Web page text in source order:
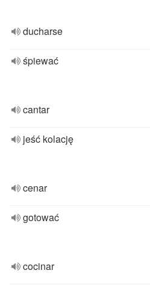
ducharse
śpiewać
cantar
jeść kolację
cenar
gotować
cocinar